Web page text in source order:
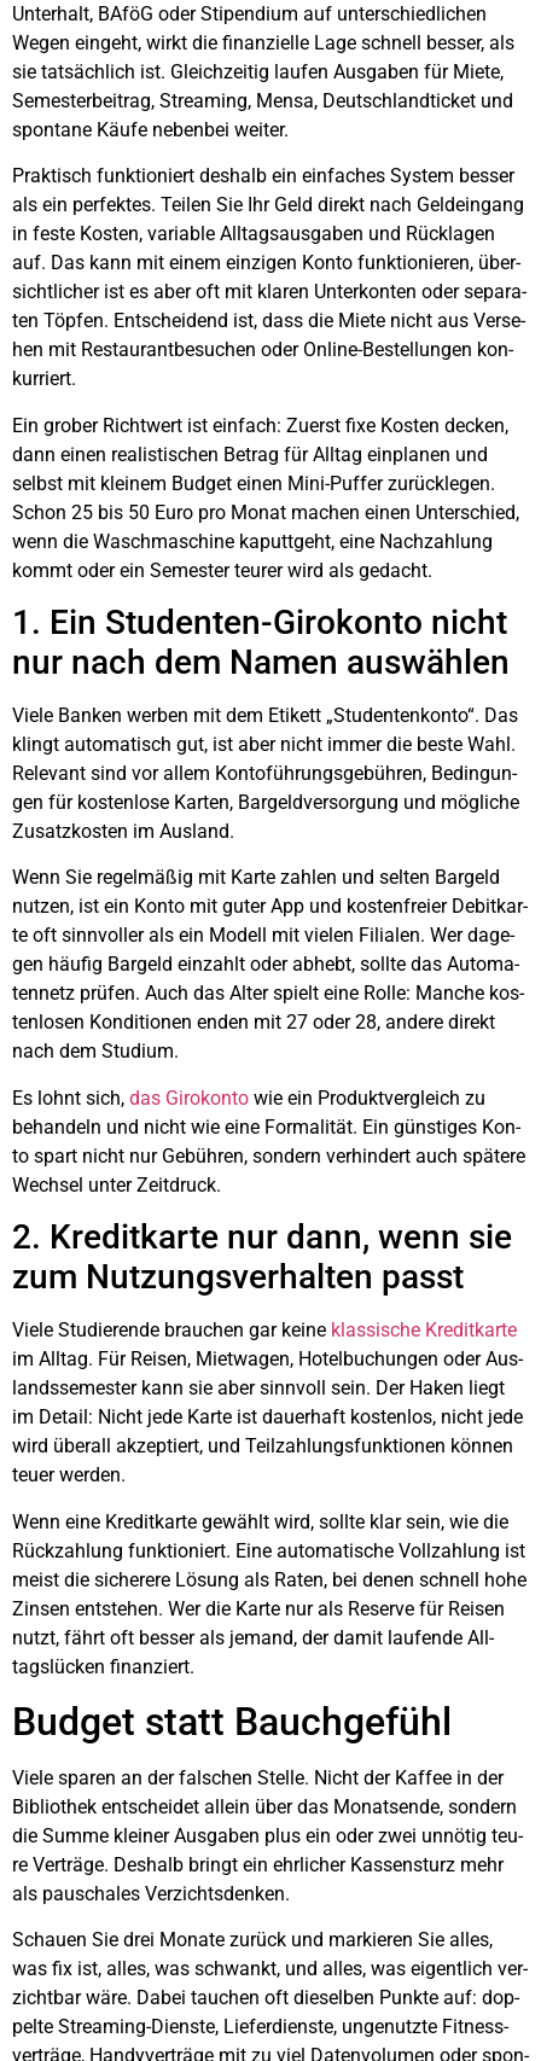
Unter­halt, BAföG oder Sti­pen­di­um auf unter­schied­li­chen
Wegen ein­geht, wirkt die finan­zi­el­le Lage schnell bes­ser, als
sie tat­säch­lich ist. Gleich­zei­tig lau­fen Aus­ga­ben für Mie­te,
Semes­ter­bei­trag, Strea­ming, Men­sa, Deutsch­land­ti­cket und
spon­ta­ne Käu­fe neben­bei wei­ter.
Prak­tisch funk­tio­niert des­halb ein ein­fa­ches Sys­tem bes­ser
als ein per­fek­tes. Tei­len Sie Ihr Geld direkt nach Geld­ein­gang
in fes­te Kos­ten, varia­ble All­tags­aus­ga­ben und Rück­la­gen
auf. Das kann mit einem ein­zi­gen Kon­to funk­tio­nie­ren, über­
sicht­li­cher ist es aber oft mit kla­ren Unter­kon­ten oder sepa­ra­
ten Töp­fen. Ent­schei­dend ist, dass die Mie­te nicht aus Ver­se­
hen mit Restau­rant­be­su­chen oder Online-Bestel­lun­gen kon­
kur­riert.
Ein gro­ber Richt­wert ist ein­fach: Zuerst fixe Kos­ten decken,
dann einen rea­lis­ti­schen Betrag für All­tag ein­pla­nen und
selbst mit klei­nem Bud­get einen Mini-Puf­fer zurück­le­gen.
Schon 25 bis 50 Euro pro Monat machen einen Unter­schied,
wenn die Wasch­ma­schi­ne kaputt­geht, eine Nach­zah­lung
kommt oder ein Semes­ter teu­rer wird als gedacht.
1. Ein Stu­den­ten-Giro­kon­to nicht
nur nach dem Namen aus­wäh­len
Vie­le Ban­ken wer­ben mit dem Eti­kett „Stu­den­ten­kon­to“. Das
klingt auto­ma­tisch gut, ist aber nicht immer die bes­te Wahl.
Rele­vant sind vor allem Kon­to­füh­rungs­ge­büh­ren, Bedin­gun­
gen für kos­ten­lo­se Kar­ten, Bar­geld­ver­sor­gung und mög­li­che
Zusatz­kos­ten im Aus­land.
Wenn Sie regel­mä­ßig mit Kar­te zah­len und sel­ten Bar­geld
nut­zen, ist ein Kon­to mit guter App und kos­ten­frei­er Debit­kar­
te oft sinn­vol­ler als ein Modell mit vie­len Filia­len. Wer dage­
gen häu­fig Bar­geld ein­zahlt oder abhebt, soll­te das Auto­ma­
ten­netz prü­fen. Auch das Alter spielt eine Rol­le: Man­che kos­
ten­lo­sen Kon­di­tio­nen enden mit 27 oder 28, ande­re direkt
nach dem Stu­di­um.
Es lohnt sich, das Giro­kon­to wie ein Pro­dukt­ver­gleich zu
behan­deln und nicht wie eine For­ma­li­tät. Ein güns­ti­ges Kon­
to spart nicht nur Gebüh­ren, son­dern ver­hin­dert auch spä­te­re
Wech­sel unter Zeit­druck.
2. Kre­dit­kar­te nur dann, wenn sie
zum Nut­zungs­ver­hal­ten passt
Vie­le Stu­die­ren­de brau­chen gar kei­ne klas­si­sche Kre­dit­kar­te
im All­tag. Für Rei­sen, Miet­wa­gen, Hotel­bu­chun­gen oder Aus­
lands­se­mes­ter kann sie aber sinn­voll sein. Der Haken liegt
im Detail: Nicht jede Kar­te ist dau­er­haft kos­ten­los, nicht jede
wird über­all akzep­tiert, und Teil­zah­lungs­funk­tio­nen kön­nen
teu­er wer­den.
Wenn eine Kre­dit­kar­te gewählt wird, soll­te klar sein, wie die
Rück­zah­lung funk­tio­niert. Eine auto­ma­ti­sche Voll­zah­lung ist
meist die siche­re­re Lösung als Raten, bei denen schnell hohe
Zin­sen ent­ste­hen. Wer die Kar­te nur als Reser­ve für Rei­sen
nutzt, fährt oft bes­ser als jemand, der damit lau­fen­de All­
tags­lü­cken finan­ziert.
Bud­get statt Bauch­ge­fühl
Vie­le spa­ren an der fal­schen Stel­le. Nicht der Kaf­fee in der
Biblio­thek ent­schei­det allein über das Monats­en­de, son­dern
die Sum­me klei­ner Aus­ga­ben plus ein oder zwei unnö­tig teu­
re Ver­trä­ge. Des­halb bringt ein ehr­li­cher Kas­sen­sturz mehr
als pau­scha­les Ver­zichts­den­ken.
Schau­en Sie drei Mona­te zurück und mar­kie­ren Sie alles,
was fix ist, alles, was schwankt, und alles, was eigent­lich ver­
zicht­bar wäre. Dabei tau­chen oft die­sel­ben Punk­te auf: dop­
pel­te Strea­ming-Diens­te, Lie­fer­diens­te, unge­nutz­te Fit­ness­
ver­trä­ge, Han­dy­ver­trä­ge mit zu viel Daten­vo­lu­men oder spon­